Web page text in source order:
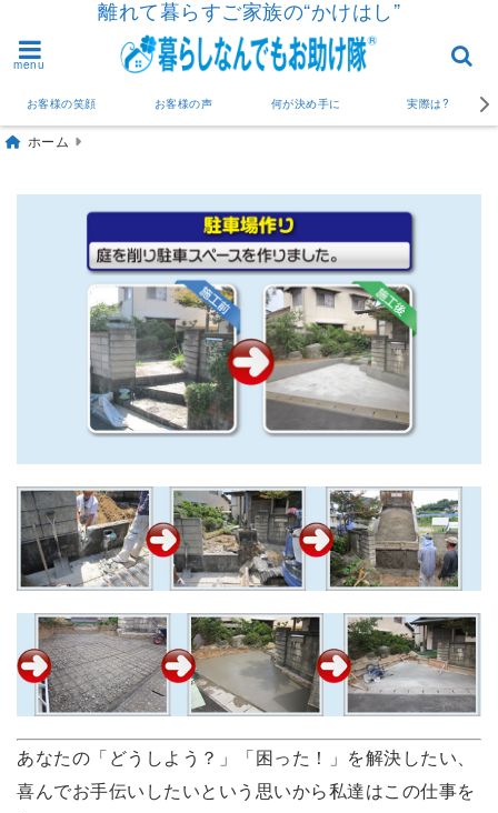
離れて暮らすご家族の“かけはし”
menu
お客様の笑顔 お客様の声 何が決め手に 実際は?
ホーム
あなたの「どうしよう？」「困った！」を解決したい、
喜んでお手伝いしたいという思いから私達はこの仕事を